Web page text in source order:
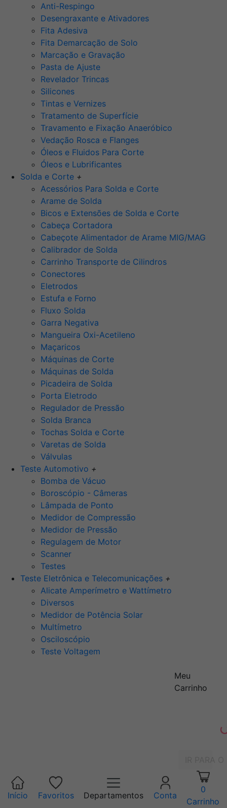
Anti-Respingo
Desengraxante e Ativadores
Fita Adesiva
Fita Demarcação de Solo
Marcação e Gravação
Pasta de Ajuste
Revelador Trincas
Silicones
Tintas e Vernizes
Tratamento de Superfície
Travamento e Fixação Anaeróbico
Vedação Rosca e Flanges
Óleos e Fluidos Para Corte
Óleos e Lubrificantes
Solda e Corte +
Acessórios Para Solda e Corte
Arame de Solda
Bicos e Extensões de Solda e Corte
Cabeça Cortadora
Cabeçote Alimentador de Arame MIG/MAG
Calibrador de Solda
Carrinho Transporte de Cilindros
Conectores
Eletrodos
Estufa e Forno
Fluxo Solda
Garra Negativa
Mangueira Oxi-Acetileno
Maçaricos
Máquinas de Corte
Máquinas de Solda
Picadeira de Solda
Porta Eletrodo
Regulador de Pressão
Solda Branca
Tochas Solda e Corte
Varetas de Solda
Válvulas
Teste Automotivo +
Bomba de Vácuo
Boroscópio - Câmeras
Lâmpada de Ponto
Medidor de Compressão
Medidor de Pressão
Regulagem de Motor
Scanner
Testes
Teste Eletrônica e Telecomunicações +
Alicate Amperímetro e Wattímetro
Diversos
Medidor de Potência Solar
Multímetro
Osciloscópio
Teste Voltagem
Meu
Carrinho
Início Favoritos Departamentos Conta
0
Carrinho